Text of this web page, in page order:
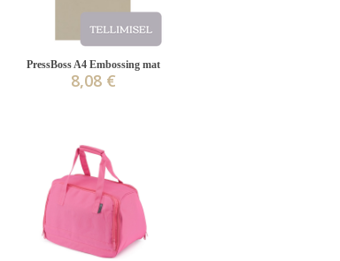
PressBoss A4 Embossing mat
8,08 €